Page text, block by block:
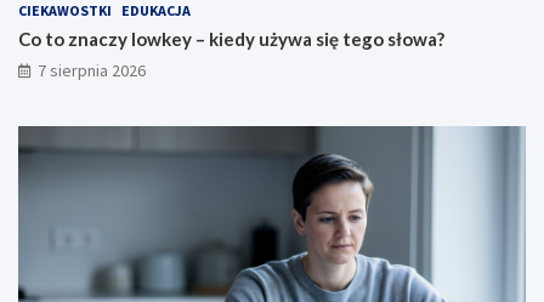
CIEKAWOSTKI EDUKACJA
Co to znaczy lowkey – kiedy używa się tego słowa?
7 sierpnia 2026